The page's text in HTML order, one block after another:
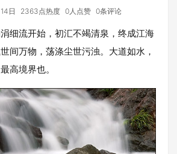
日 2363点热度 0人点赞 0条评论
流开始，初汇不竭清泉，终成江海
间万物，荡涤尘世污浊。大道如水，
高境界也。